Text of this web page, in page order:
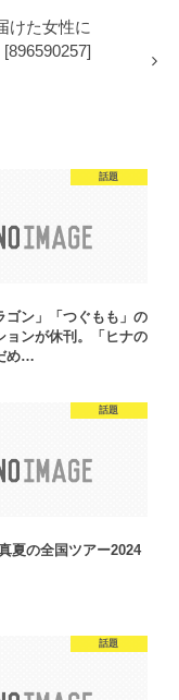
けた女性に
話題
ゴン」「つぐもも」の
ョンが休刊。「ヒナの
め…
話題
夏の全国ツアー2024
話題